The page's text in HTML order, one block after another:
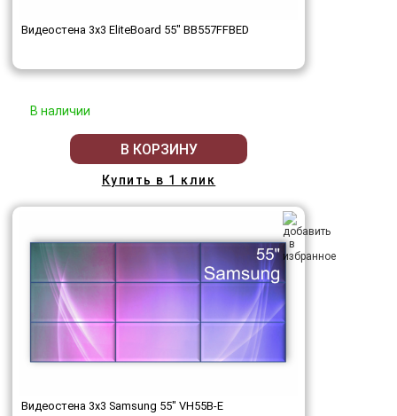
Видеостена 3x3 EliteBoard 55" BB557FFBED
В наличии
В КОРЗИНУ
Купить в 1 клик
Видеостена 3x3 Samsung 55" VH55B-E